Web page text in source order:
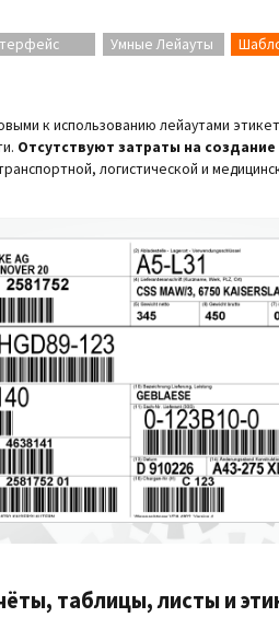
Умные Лейауты
к использованию лейаутами
Отсутствуют затраты на
логистической и
таблицы, листы и